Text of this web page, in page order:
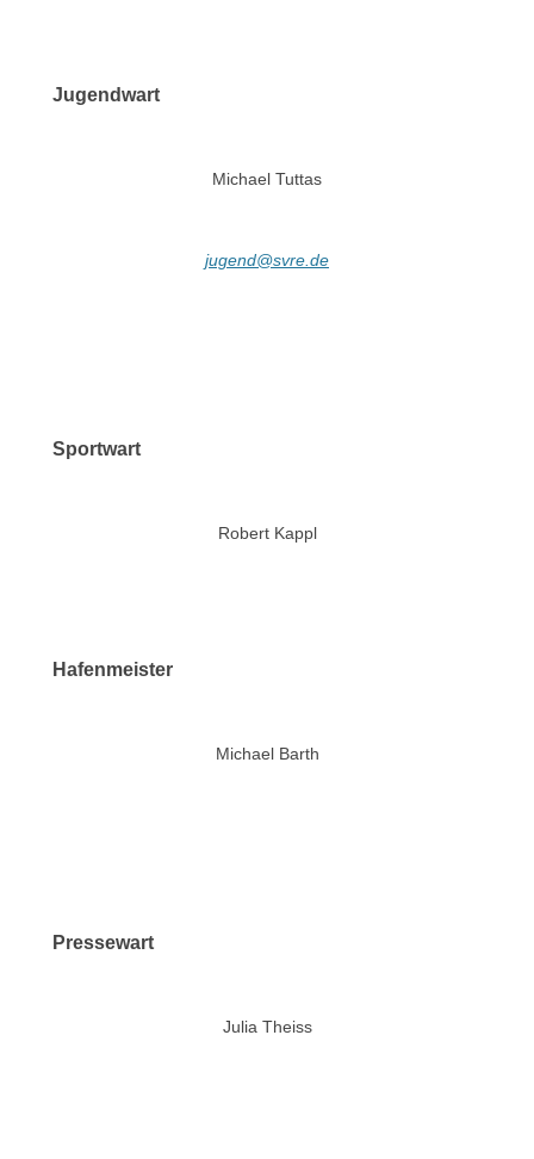
Jugendwart
Michael Tuttas
jugend@svre.de
Sportwart
Robert Kappl
Hafenmeister
Michael Barth
Pressewart
Julia Theiss